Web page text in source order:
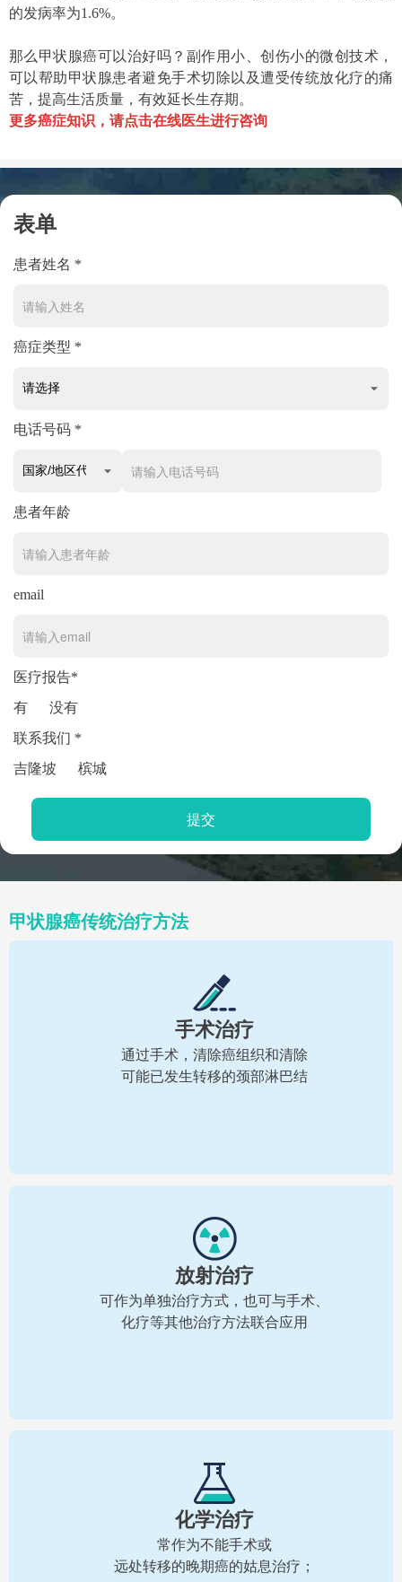
的发病率为1.6%。
那么甲状腺癌可以治好吗？副作用小、创伤小的微创技术，
可以帮助甲状腺患者避免手术切除以及遭受传统放化疗的痛
苦，提高生活质量，有效延长生存期。
更多癌症知识，请点击在线医生进行咨询
表单
患者姓名 *
癌症类型 *
电话号码 *
患者年龄
email
医疗报告*
有
没有
联系我们 *
吉隆坡
槟城
甲状腺癌传统治疗方法
手术治疗
通过手术，清除癌组织和清除
可能已发生转移的颈部淋巴结
放射治疗
可作为单独治疗方式，也可与手术、
化疗等其他治疗方法联合应用
化学治疗
常作为不能手术或
远处转移的晚期癌的姑息治疗；